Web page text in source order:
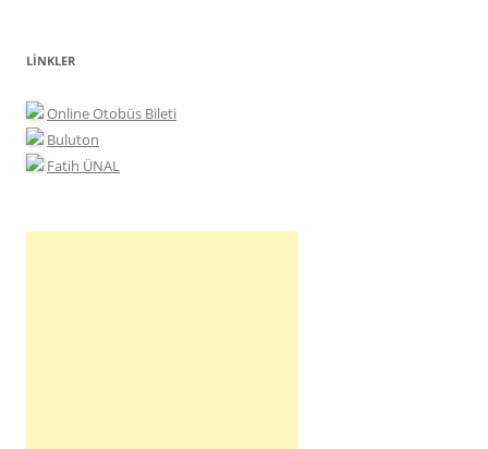
LINKLER
Online Otobüs Bileti
Buluton
Fatih ÜNAL